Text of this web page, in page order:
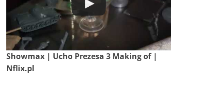
Showmax | Ucho Prezesa 3 Making of |
Nflix.pl